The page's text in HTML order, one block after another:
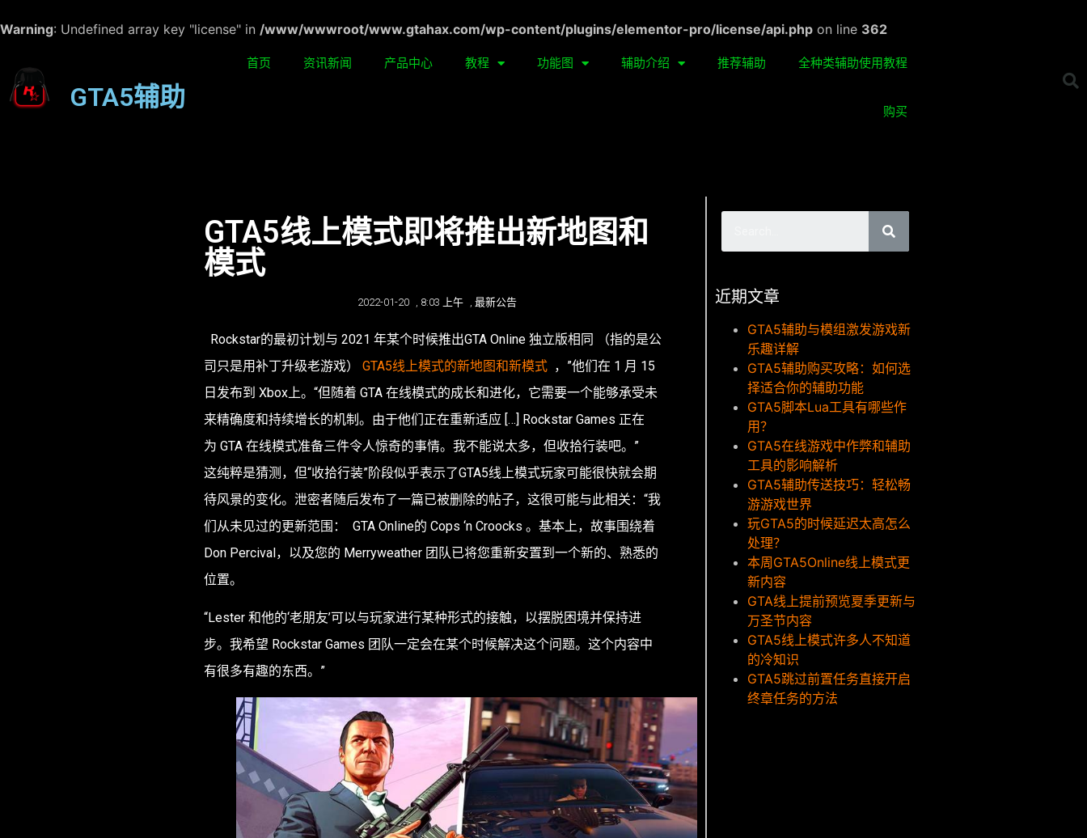
Warning: Undefined array key "license" in /www/wwwroot/www.gtahax.com/wp-content/plugins/elementor-pro/license/api.php on line 362
GTA5辅助
首页 资讯新闻 产品中心 教程 功能图 辅助介绍 推荐辅助 全种类辅助使用教程
购买
GTA5线上模式即将推出新地图和
模式
2022-01-20 , 8:03 上午 , 最新公告
Rockstar的最初计划与 2021 年某个时候推出GTA Online 独立版相同 （指的是公
司只是用补丁升级老游戏） GTA5线上模式的新地图和新模式，”他们在 1 月 15
日发布到 Xbox上。“但随着 GTA 在线模式的成长和进化，它需要一个能够承受未
来精确度和持续增长的机制。由于他们正在重新适应 […] Rockstar Games 正在
为 GTA 在线模式准备三件令人惊奇的事情。我不能说太多，但收拾行装吧。”
这纯粹是猜测，但“收拾行装”阶段似乎表示了GTA5线上模式玩家可能很快就会期
待风景的变化。泄密者随后发布了一篇已被删除的帖子，这很可能与此相关：“我
们从未见过的更新范围： GTA Online的 Cops ‘n Croocks 。基本上，故事围绕着
Don Percival，以及您的 Merryweather 团队已将您重新安置到一个新的、熟悉的
位置。
“Lester 和他的‘老朋友’可以与玩家进行某种形式的接触，以摆脱困境并保持进
步。我希望 Rockstar Games 团队一定会在某个时候解决这个问题。这个内容中
有很多有趣的东西。”
近期文章
GTA5辅助与模组激发游戏新
乐趣详解
GTA5辅助购买攻略：如何选
择适合你的辅助功能
GTA5脚本Lua工具有哪些作
用？
GTA5在线游戏中作弊和辅助
工具的影响解析
GTA5辅助传送技巧：轻松畅
游游戏世界
玩GTA5的时候延迟太高怎么
处理？
本周GTA5Online线上模式更
新内容
GTA线上提前预览夏季更新与
万圣节内容
GTA5线上模式许多人不知道
的冷知识
GTA5跳过前置任务直接开启
终章任务的方法